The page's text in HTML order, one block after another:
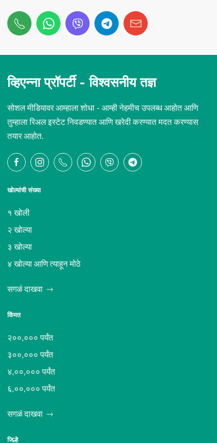
व्हिएन्ना प्रॉपर्टी -विश्वसनीय तज्ञ
सोशल मीडियावर आम्हाला शोधा - आम्ही नेहमीच उपलब्ध आहोत आणि
तुम्हाला रिअल इस्टेट निवडण्यात आणि खरेदी करण्यात मदत करण्यास
तयार आहोत.
खोल्यांची संख्या
१ खोली
२ खोल्या
३ खोल्या
४ खोल्या आणि त्याहून मोठे
सगळं दाखवा
किंमत
२००,००० पर्यंत
३००,००० पर्यंत
४,००,००० पर्यंत
६,००,००० पर्यंत
सगळं दाखवा
जिल्हे